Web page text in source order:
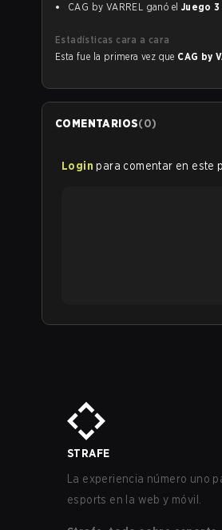
CAG by VARREL ganó el Juego 3
Estadísticas cara a cara
Esta fue la primera vez que CAG by
COMENTARIOS(0)
Login para comentar en este
STRAFE
La experiencia número uno
esports en la web y móvil.